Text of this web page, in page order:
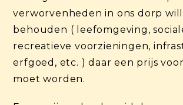
verworvenheden in ons dorp
behouden ( leefomgeving,
recreatieve voorzieningen,
erfgoed, etc. ) daar een prijs
moet worden.